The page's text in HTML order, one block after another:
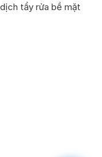
tẩy rửa bề mặt